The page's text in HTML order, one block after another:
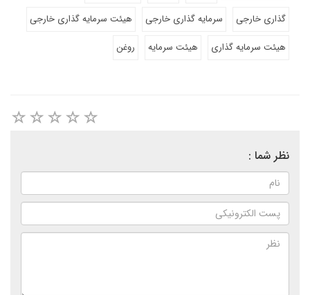
گذاری خارجی
سرمایه گذاری خارجی
هیئت سرمایه گذاری خارجی
هیئت سرمایه گذاری
هیئت سرمایه روغن
نظر شما :